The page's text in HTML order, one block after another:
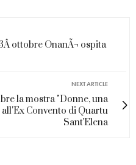
ottobre OnanÃ¬ ospita
NEXT ARTICLE
la mostra "Donne, una
Convento di Quartu
Sant'Elena